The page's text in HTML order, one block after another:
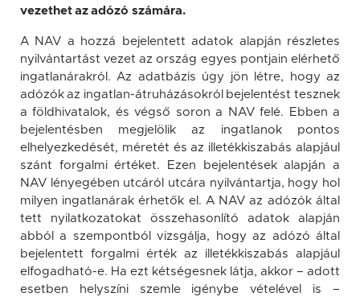
vezethet az adózó számára.
A NAV a hozzá bejelentett adatok alapján részletes
nyilvántartást vezet az ország egyes pontjain elérhető
ingatlanárakról. Az adatbázis úgy jön létre, hogy az
adózók az ingatlan-átruházásokról bejelentést tesznek
a földhivatalok, és végső soron a NAV felé. Ebben a
bejelentésben megjelölik az ingatlanok pontos
elhelyezkedését, méretét és az illetékkiszabás alapjául
szánt forgalmi értéket. Ezen bejelentések alapján a
NAV lényegében utcáról utcára nyilvántartja, hogy hol
milyen ingatlanárak érhetők el. A NAV az adózók által
tett nyilatkozatokat összehasonlító adatok alapján
abból a szempontból vizsgálja, hogy az adózó által
bejelentett forgalmi érték az illetékkiszabás alapjául
elfogadható-e. Ha ezt kétségesnek látja, akkor – adott
esetben helyszíni szemle igénybe vételével is –